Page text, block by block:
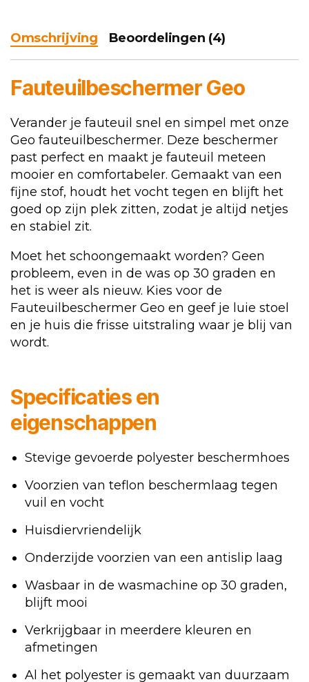
Omschrijving Beoordelingen (4)
Fauteuilbeschermer Geo
Verander je fauteuil snel en simpel met onze
Geo fauteuilbeschermer. Deze beschermer
past perfect en maakt je fauteuil meteen
mooier en comfortabeler. Gemaakt van een
fijne stof, houdt het vocht tegen en blijft het
goed op zijn plek zitten, zodat je altijd netjes
en stabiel zit.
Moet het schoongemaakt worden? Geen
probleem, even in de was op 30 graden en
het is weer als nieuw. Kies voor de
Fauteuilbeschermer Geo en geef je luie stoel
en je huis die frisse uitstraling waar je blij van
wordt.
Specificaties en
eigenschappen
Stevige gevoerde polyester beschermhoes
Voorzien van teflon beschermlaag tegen
vuil en vocht
Huisdiervriendelijk
Onderzijde voorzien van een antislip laag
Wasbaar in de wasmachine op 30 graden,
blijft mooi
Verkrijgbaar in meerdere kleuren en
afmetingen
Al het polyester is gemaakt van duurzaam